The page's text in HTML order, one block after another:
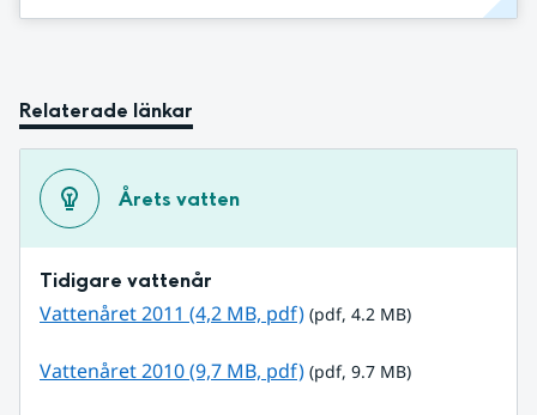
Relaterade länkar
Årets vatten
Tidigare vattenår
Vattenåret 2011 (4,2 MB, pdf)pdf, 4.2 MB.
(pdf, 4.2 MB)
Vattenåret 2010 (9,7 MB, pdf)pdf, 9.7 MB.
(pdf, 9.7 MB)